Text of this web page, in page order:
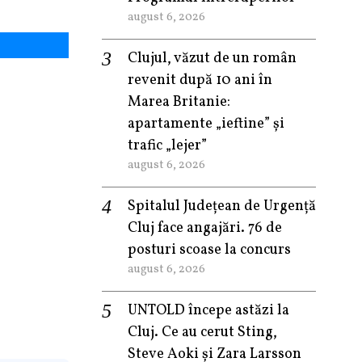
august 6, 2026
Clujul, văzut de un român
revenit după 10 ani în
Marea Britanie:
apartamente „ieftine” și
trafic „lejer”
august 6, 2026
Spitalul Județean de Urgență
Cluj face angajări. 76 de
posturi scoase la concurs
august 6, 2026
UNTOLD începe astăzi la
Cluj. Ce au cerut Sting,
Steve Aoki și Zara Larsson